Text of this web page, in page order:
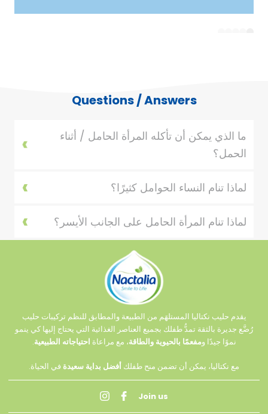
Questions / Answers
ما الذي يمكن أن تأكله المرأة الحامل / أثناء
الحمل؟
لماذا تنام النساء الحوامل كثيرًا؟
لماذا تنام المرأة الحامل على الجانب الأيسر؟
يقدم حليب نكتاليا المستلهَم من الطبيعة والمطابق للنظم تركيبات حليب
رُضَّع جديرة بالثقة تمدُّ طفلك بجميع العناصر الغذائية التي يحتاج إليها كي ينمو
نموًا جيدًا ومفعمًا بالحيوية والطاقة، مع مراعاة احتياجاته الطبيعية.
مع نكتاليا، يمكن أن تضمن منح طفلك أفضل بداية سعيدة في الحياة.
Join us